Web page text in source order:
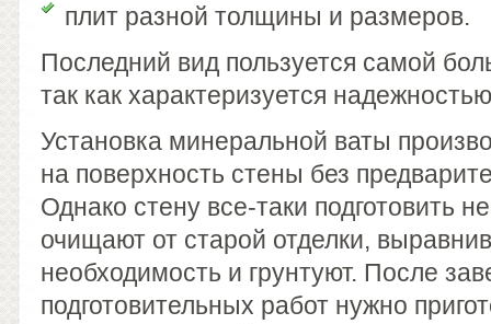
плит разной толщины и размеров.
Последний вид пользуется самой
так как характеризуется
Установка минеральной ваты
на поверхность стены без
Однако стену все-таки подготовить
очищают от старой отделки,
необходимость и грунтуют. После
подготовительных работ нужно